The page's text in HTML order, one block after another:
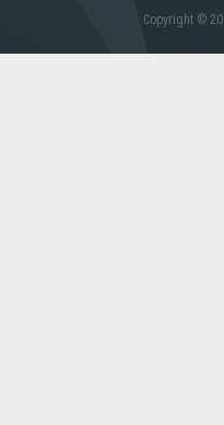
Copyright ©